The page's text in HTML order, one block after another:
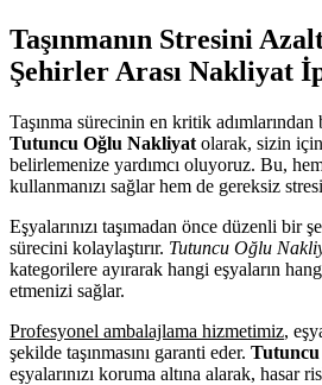
Taşınmanın Stresini
Şehirler Arası Nakliyat
Taşınma sürecinin en kritik
Tutuncu Oğlu Nakliyat olarak, sizin
belirlemenize yardımcı oluyoruz. Bu,
kullanmanızı sağlar hem de gereksiz
Eşyalarınızı taşımadan önce düzenli bir
sürecini kolaylaştırır. Tutuncu Oğlu
kategorilere ayırarak hangi eşyaların
etmenizi sağlar.
Profesyonel ambalajlama hizmetimiz,
şekilde taşınmasını garanti eder.
eşyalarınızı koruma altına alarak, hasar